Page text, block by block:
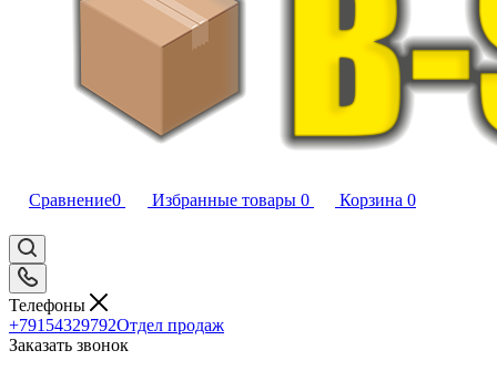
Сравнение0 Избранные товары 0 Корзина 0
Телефоны
+79154329792Отдел продаж
Заказать звонок